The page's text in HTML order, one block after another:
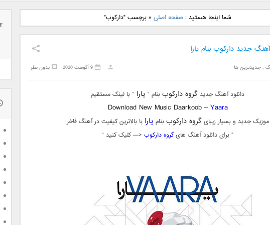
جدید رضا
دانلود آهنگ جدید علی
لهراسبی بنام صورت
دانلود آهنگ جدید مهدی
یراحی بنام اسرار
دانلود آهنگ جدید فرزاد
شما اینجا هستید :صفحه اصلی »برچسب "دارکوب"
جدید دارکوب بنام یارا
,جدیدترین ها بدون نظر 9 آگوست 2020
دانلود آهنگ جدید گروه دارکوببنام “ یارا ” با لینک مستقیم
Download New Music Daarkoob –Yaara
موزیک جدید و بسیار زیبایگروه دارکوببنام یارا با بالاترین کیفیت در آهنگ فاخر
” برای دانلود آهنگ هایگروه دارکوب <— کلیک کنید “